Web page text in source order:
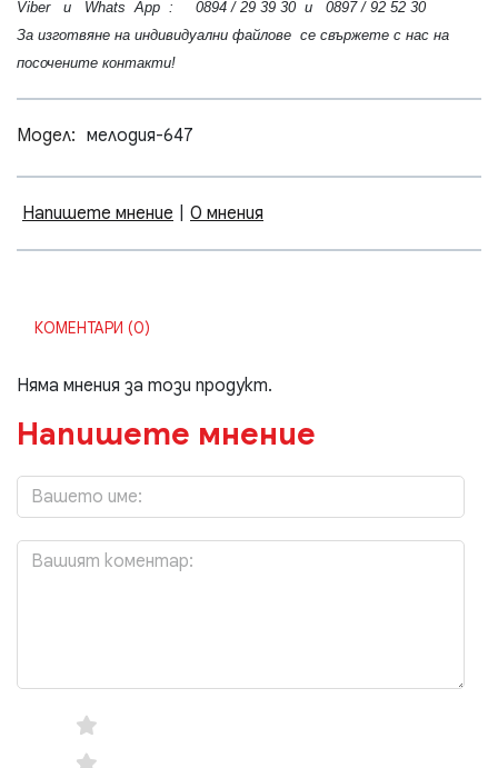
Viber и Whats App : 0894 / 29 39 30 и 0897 / 92 52 30
За изготвяне на индивидуални файлове се свържете с нас на
посочените контакти!
Модел: мелодия-647
Напишете мнение 0 мнения
КОМЕНТАРИ (0)
Няма мнения за този продукт.
Напишете мнение